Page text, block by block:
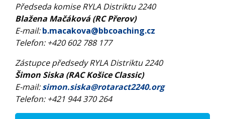
Předseda komise RYLA Distriktu 2240
Blažena Mačáková (RC Přerov)
E-mail:b.macakova@bbcoaching.cz
Telefon: +420 602 788 177
Zástupce předsedy RYLA Distriktu 2240
Šimon Siska (RAC Košice Classic)
E-mail:simon.siska@rotaract2240.org
Telefon: +421 944 370 264